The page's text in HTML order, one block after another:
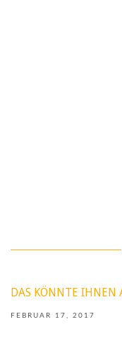
DAS KÖNNTE IHNEN
FEBRUAR 17, 2017